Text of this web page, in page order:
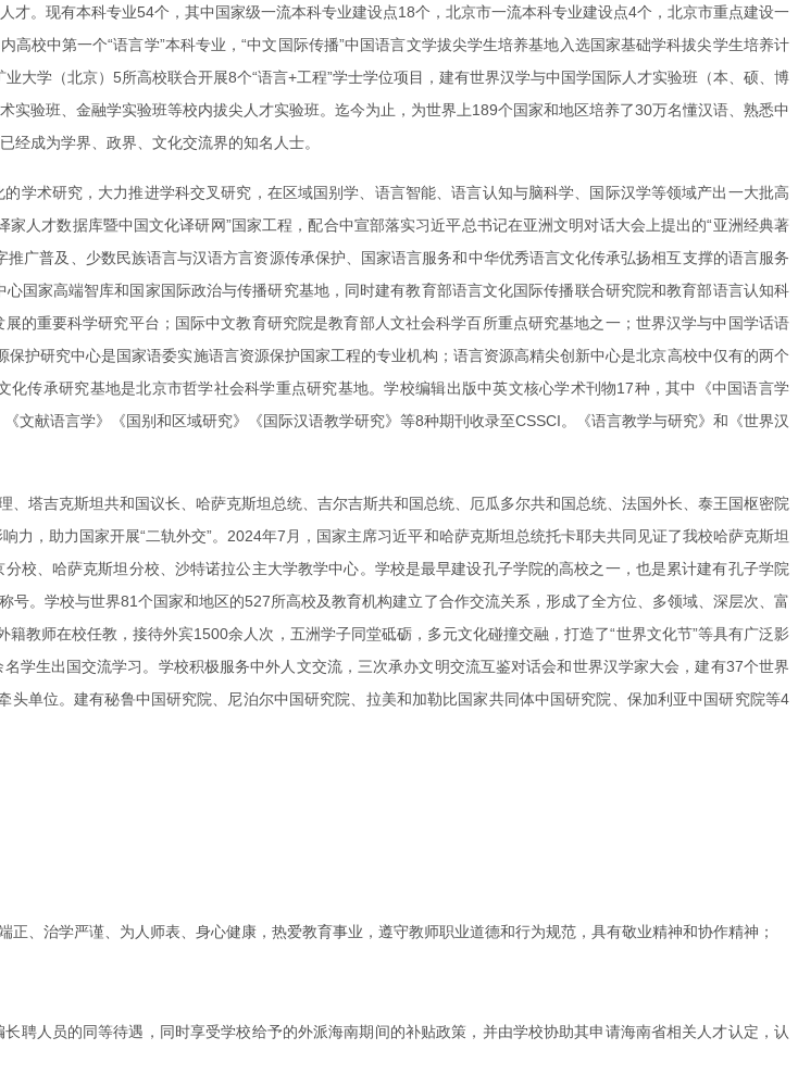
。现有本科专业54个，其中国家级一流本科专业建设点18个，北京市一流本科专业建设点4个，北京市重点建设一
校中第一个“语言学”本科专业，“中文国际传播”中国语言文学拔尖学生培养基地入选国家基础学科拔尖学生培养计
学（北京）5所高校联合开展8个“语言+工程”学士学位项目，建有世界汉学与中国学国际人才实验班（本、硕、博
验班、金融学实验班等校内拔尖人才实验班。迄今为止，为世界上189个国家和地区培养了30万名懂汉语、熟悉中
成为学界、政界、文化交流界的知名人士。
学术研究，大力推进学科交叉研究，在区域国别学、语言智能、语言认知与脑科学、国际汉学等领域产出一大批高
人才数据库暨中国文化译研网”国家工程，配合中宣部落实习近平总书记在亚洲文明对话大会上提出的“亚洲经典著
广普及、少数民族语言与汉语方言资源传承保护、国家语言服务和中华优秀语言文化传承弘扬相互支撑的语言服务
国家高端智库和国家国际政治与传播研究基地，同时建有教育部语言文化国际传播联合研究院和教育部语言认知科
的重要科学研究平台；国际中文教育研究院是教育部人文社会科学百所重点研究基地之一；世界汉学与中国学话语
护研究中心是国家语委实施语言资源保护国家工程的专业机构；语言资源高精尖创新中心是北京高校中仅有的两个
传承研究基地是北京市哲学社会科学重点研究基地。学校编辑出版中英文核心学术刊物17种，其中《中国语言学
献语言学》《国别和区域研究》《国际汉语教学研究》等8种期刊收录至CSSCI。《语言教学与研究》和《世界汉
、塔吉克斯坦共和国议长、哈萨克斯坦总统、吉尔吉斯共和国总统、厄瓜多尔共和国总统、法国外长、泰王国枢密院
，助力国家开展“二轨外交”。2024年7月，国家主席习近平和哈萨克斯坦总统托卡耶夫共同见证了我校哈萨克斯坦
校、哈萨克斯坦分校、沙特诺拉公主大学教学中心。学校是最早建设孔子学院的高校之一，也是累计建有孔子学院
号。学校与世界81个国家和地区的527所高校及教育机构建立了合作交流关系，形成了全方位、多领域、深层次、富
教师在校任教，接待外宾1500余人次，五洲学子同堂砥砺，多元文化碰撞交融，打造了“世界文化节”等具有广泛影
生出国交流学习。学校积极服务中外人文交流，三次承办文明交流互鉴对话会和世界汉学家大会，建有37个世界
单位。建有秘鲁中国研究院、尼泊尔中国研究院、拉美和加勒比国家共同体中国研究院、保加利亚中国研究院等4
、治学严谨、为人师表、身心健康，热爱教育事业，遵守教师职业道德和行为规范，具有敬业精神和协作精神；
聘人员的同等待遇，同时享受学校给予的外派海南期间的补贴政策，并由学校协助其申请海南省相关人才认定，认